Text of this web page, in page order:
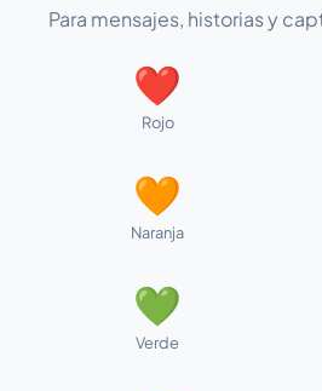
Para mensajes, historias y
❤️
Rojo
🧡
Naranja
💚
Verde